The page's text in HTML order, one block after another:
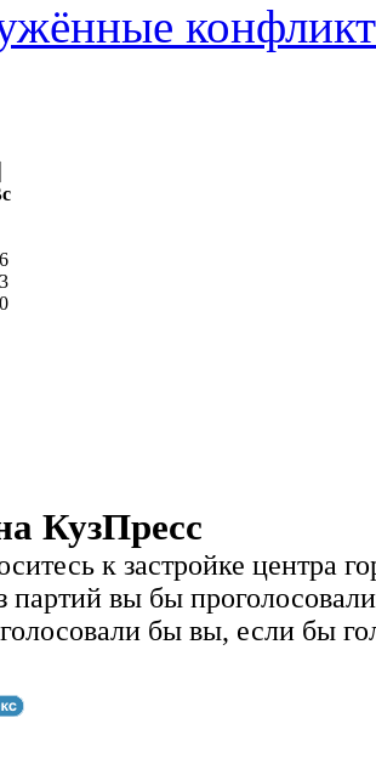
КузПресс
к застройке центра
партий вы бы
бы вы, если бы